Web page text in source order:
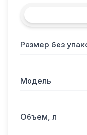
Размер без
Модель
Объем, л